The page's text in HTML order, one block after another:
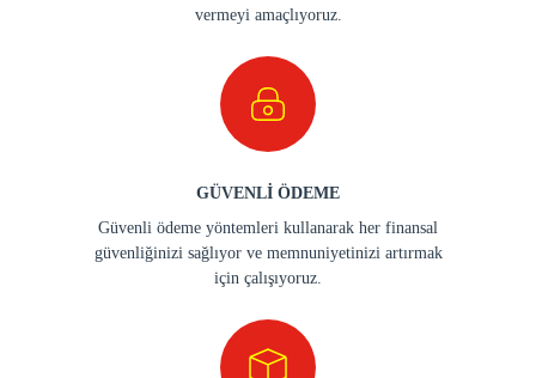
vermeyi amaçlıyoruz.
GÜVENLİ ÖDEME
Güvenli ödeme yöntemleri kullanarak her finansal
güvenliğinizi sağlıyor ve memnuniyetinizi artırmak
için çalışıyoruz.